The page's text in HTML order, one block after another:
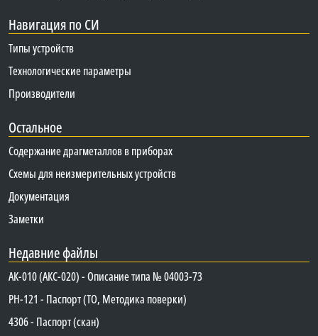
Навигация по СИ
Типы устройств
Технологические параметры
Производители
Остальное
Содержание драгметаллов в приборах
Схемы для неизмерительных устройств
Документация
Заметки
Недавние файлы
АК-010 (АКС-020) - Описание типа № 04003-73
PH-121 - Паспорт (ТО, Методика поверки)
4306 - Паспорт (скан)